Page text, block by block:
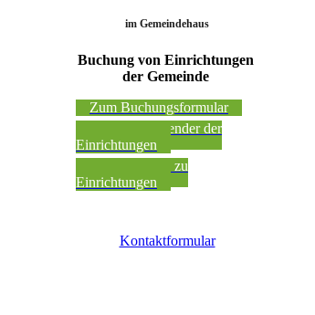
im Gemeindehaus
Buchung von Einrichtungen
der Gemeinde
Zum Buchungsformular
Belegungskalender der
Einrichtungen
Nutzeranträge zu
Einrichtungen
Kontaktformular